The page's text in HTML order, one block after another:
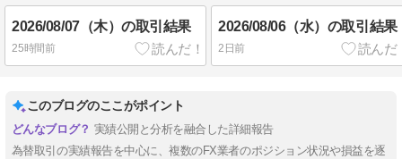
2026/08/07（木）の取引結果
25時間前
2026/08/06（水）の取引結果
2日前
このブログのここがポイント
実績公開と分析を融合した詳細報告
為替取引の実績報告を中心に、複数のFX業者のポジション状況や損益を逐